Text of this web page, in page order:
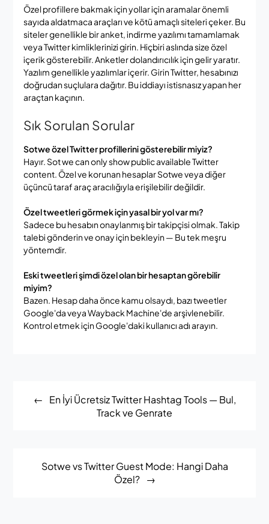
Özel profillere bakmak için yollar için aramalar önemli
sayıda aldatmaca araçları ve kötü amaçlı siteleri çeker. Bu
siteler genellikle bir anket, indirme yazılımı tamamlamak
veya Twitter kimliklerinizi girin. Hiçbiri aslında size özel
içerik gösterebilir. Anketler dolandırıcılık için gelir yaratır.
Yazılım genellikle yazılımlar içerir. Girin Twitter, hesabınızı
doğrudan suçlulara dağıtır. Bu iddiayı istisnasız yapan her
araçtan kaçının.
Sık Sorulan Sorular
Sotwe özel Twitter profillerini gösterebilir miyiz?
Hayır. Sot we can only show public available Twitter
content. Özel ve korunan hesaplar Sotwe veya diğer
üçüncü taraf araç aracılığıyla erişilebilir değildir.
Özel tweetleri görmek için yasal bir yol var mı?
Sadece bu hesabın onaylanmış bir takipçisi olmak. Takip
talebi gönderin ve onay için bekleyin — Bu tek meşru
yöntemdir.
Eski tweetleri şimdi özel olan bir hesaptan görebilir
miyim?
Bazen. Hesap daha önce kamu olsaydı, bazı tweetler
Google'da veya Wayback Machine'de arşivlenebilir.
Kontrol etmek için Google'daki kullanıcı adı arayın.
navigation
En İyi Ücretsiz Twitter Hashtag Tools — Bul,
Track ve Genrate
Sotwe vs Twitter Guest Mode: Hangi Daha
Özel?